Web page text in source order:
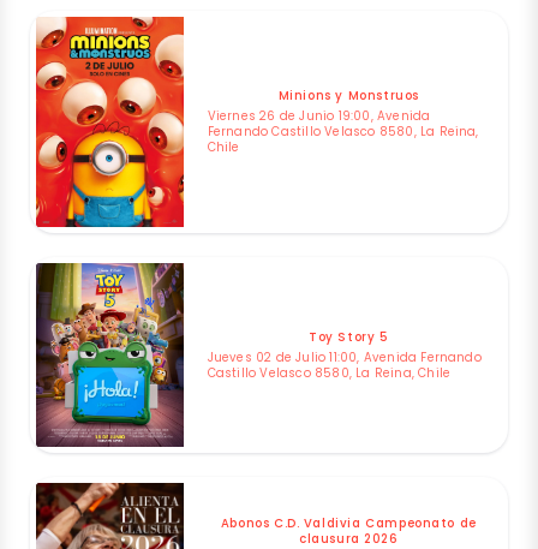
Minions y Monstruos
Viernes 26 de Junio 19:00, Avenida
Fernando Castillo Velasco 8580, La Reina,
Chile
Toy Story 5
Jueves 02 de Julio 11:00, Avenida Fernando
Castillo Velasco 8580, La Reina, Chile
Abonos C.D. Valdivia Campeonato de
clausura 2026